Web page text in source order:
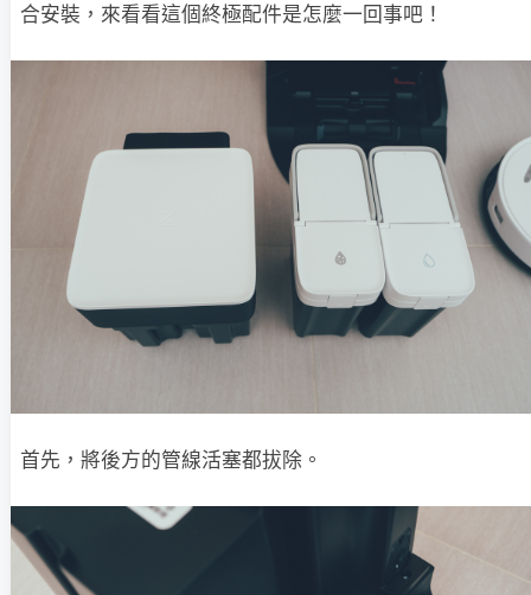
合安裝，來看看這個終極配件是怎麼一回事吧！
首先，將後方的管線活塞都拔除。